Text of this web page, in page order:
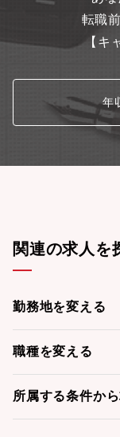
転職
【キ
年
関連の求人を
勤務地を変える
職種を変える
所属する条件か